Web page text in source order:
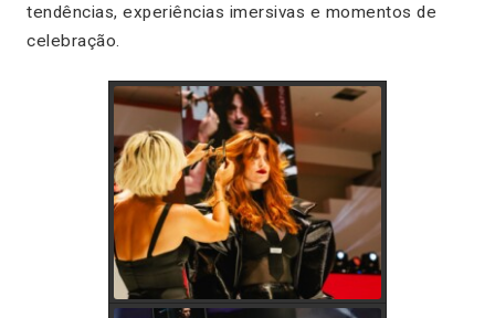
tendências, experiências imersivas e momentos de
celebração.